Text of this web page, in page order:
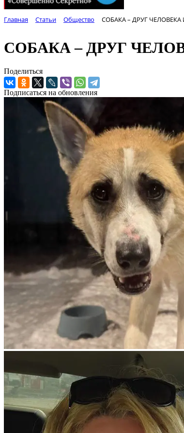
Главная Статьи Общество СОБАКА – ДРУГ
СОБАКА – ДРУГ
Поделиться
Подписаться на обновления